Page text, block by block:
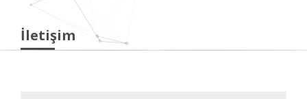
İletişim